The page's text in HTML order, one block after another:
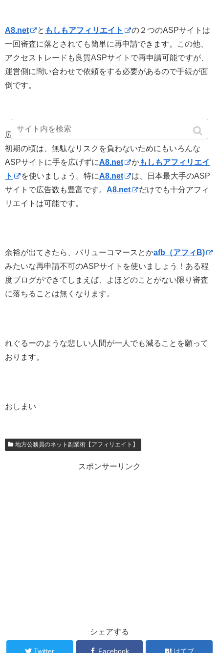
A8.net と もしもアフィリエイト
の２つのASPサイトは
一回審査に落とされても簡単に再申請できます。この他、
アクセストレードも良質ASPサイトで再申請可能ですが、
運営側に問い合わせで依頼をする必要があるので手続が面
倒です。
広告（プログラム）の連携審査に落とされる可能性の高い
初期の頃は、無駄なリスクを負わないためにもいろんな
ASPサイトに手を広げずにA8.net かもしもアフィリエイ
ト
を使いましょう。特にA8.net
は、日本最大手のASP
サイトで広告数も豊富です。 A8.net
だけでも十分アフィ
リエイトは可能です。
余裕が出てきたら、バリューコマースとかafb（アフィB)
みたいな再申請不可のASPサイトを使いましょう！ある程
度ブログができてしまえば、よほどのことがない限り審査
に落ちることは無くなります。
れぐるーのような悲しい人間が一人でも減ることを願って
おります。
おしまい
地方公務員のネット副業術【アフィリエイト】
スポンサーリンク
シェアする
Twitter Facebook はてブ